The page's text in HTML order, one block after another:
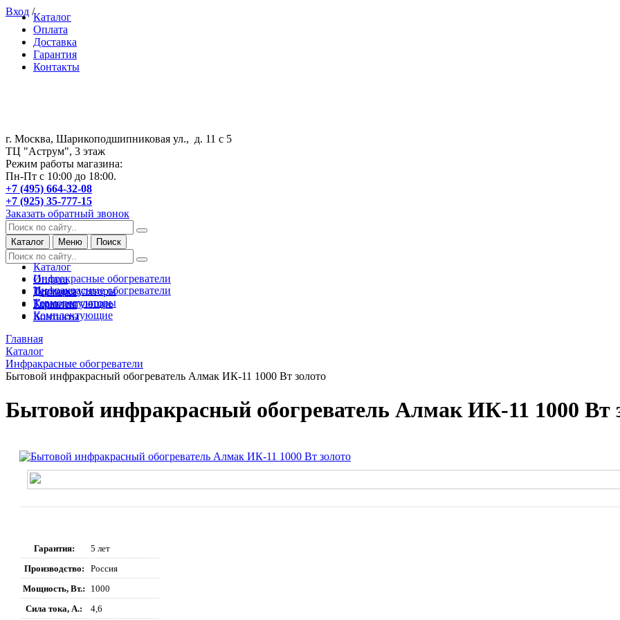
Каталог
Оплата
Доставка
Гарантия
Контакты
Вход /
г. Москва, Шарикоподшипниковая ул., д. 11 с 5
ТЦ "Аструм", 3 этаж
Режим работы магазина:
Пн-Пт с 10:00 до 18:00.
+7 (495) 664-32-08
+7 (925) 35-777-15
Заказать обратный звонок
Каталог Меню Поиск
Каталог
Оплата
Доставка
Гарантия
Контакты
Инфракрасные обогреватели
Терморегуляторы
Комплектующие
Инфракрасные обогреватели
Терморегуляторы
Комплектующие
Главная
Каталог
Инфракрасные обогреватели
Бытовой инфракрасный обогреватель Алмак ИК-11 1000 Вт золото
Бытовой инфракрасный обогреватель Алмак ИК-11 1000 Вт
Гарантия:
5 лет
Производство:
Россия
Мощность, Вт.:
1000
Сила тока, А.:
4,6